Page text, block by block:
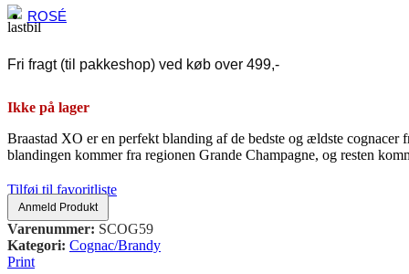
ROSÉ
Côtes de Provence
Italiensk rosé
Abruzzo
Umbrien
Andre lande
Danmark
Østrig
Spanien
Sydafrika
Fri fragt (til pakkeshop) ved køb over 499,-
Ikke på lager
Braastad XO er en perfekt blanding af de bedste og ældste
blandingen kommer fra regionen Grande Champagne, og resten
Tilføj til favoritliste
Anmeld Produkt
Varenummer: SCOG59
Kategori: Cognac/Brandy
Print